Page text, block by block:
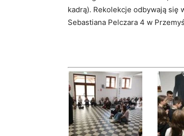
kadrą). Rekolekcje odbywają się
Sebastiana Pelczara 4 w